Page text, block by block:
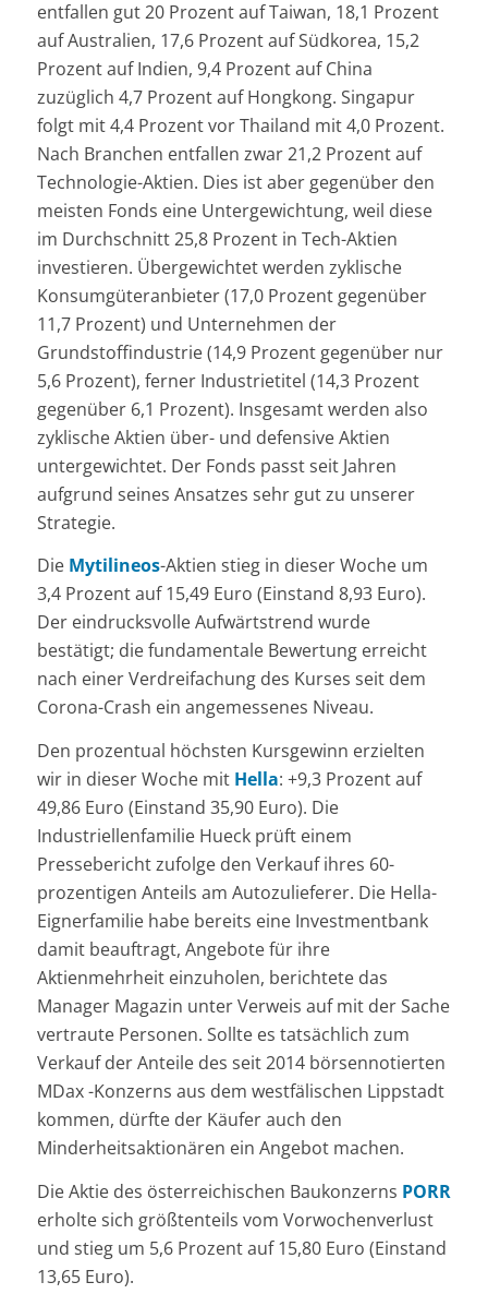
entfallen gut 20 Prozent auf Taiwan, 18,1 Prozent
auf Australien, 17,6 Prozent auf Südkorea, 15,2
Prozent auf Indien, 9,4 Prozent auf China
zuzüglich 4,7 Prozent auf Hongkong. Singapur
folgt mit 4,4 Prozent vor Thailand mit 4,0 Prozent.
Nach Branchen entfallen zwar 21,2 Prozent auf
Technologie-Aktien. Dies ist aber gegenüber den
meisten Fonds eine Untergewichtung, weil diese
im Durchschnitt 25,8 Prozent in Tech-Aktien
investieren. Übergewichtet werden zyklische
Konsumgüteranbieter (17,0 Prozent gegenüber
11,7 Prozent) und Unternehmen der
Grundstoffindustrie (14,9 Prozent gegenüber nur
5,6 Prozent), ferner Industrietitel (14,3 Prozent
gegenüber 6,1 Prozent). Insgesamt werden also
zyklische Aktien über- und defensive Aktien
untergewichtet. Der Fonds passt seit Jahren
aufgrund seines Ansatzes sehr gut zu unserer
Strategie.
Die Mytilineos-Aktien stieg in dieser Woche um
3,4 Prozent auf 15,49 Euro (Einstand 8,93 Euro).
Der eindrucksvolle Aufwärtstrend wurde
bestätigt; die fundamentale Bewertung erreicht
nach einer Verdreifachung des Kurses seit dem
Corona-Crash ein angemessenes Niveau.
Den prozentual höchsten Kursgewinn erzielten
wir in dieser Woche mit Hella: +9,3 Prozent auf
49,86 Euro (Einstand 35,90 Euro). Die
Industriellenfamilie Hueck prüft einem
Pressebericht zufolge den Verkauf ihres 60-
prozentigen Anteils am Autozulieferer. Die Hella-
Eignerfamilie habe bereits eine Investmentbank
damit beauftragt, Angebote für ihre
Aktienmehrheit einzuholen, berichtete das
Manager Magazin unter Verweis auf mit der Sache
vertraute Personen. Sollte es tatsächlich zum
Verkauf der Anteile des seit 2014 börsennotierten
MDax -Konzerns aus dem westfälischen Lippstadt
kommen, dürfte der Käufer auch den
Minderheitsaktionären ein Angebot machen.
Die Aktie des österreichischen Baukonzerns PORR
erholte sich größtenteils vom Vorwochenverlust
und stieg um 5,6 Prozent auf 15,80 Euro (Einstand
13,65 Euro).